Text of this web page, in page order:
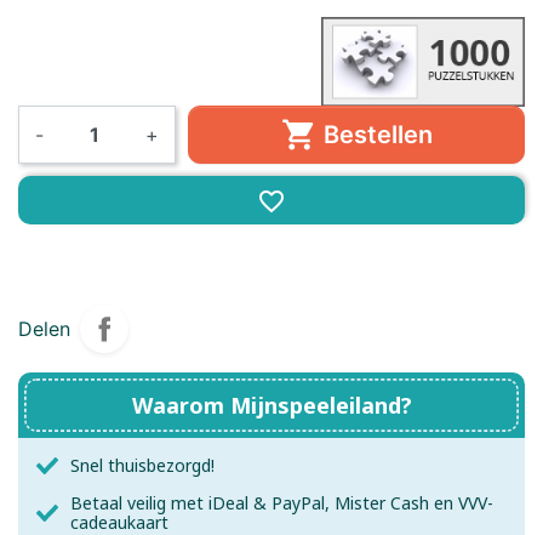
- +  Bestellen
favorite_border
Delen
Waarom Mijnspeeleiland?
Snel thuisbezorgd!
Betaal veilig met iDeal & PayPal, Mister Cash en VVV-
cadeaukaart